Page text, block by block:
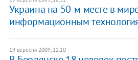
Украина на 50-м месте в
информационным
19 вересня 2009, 12:10